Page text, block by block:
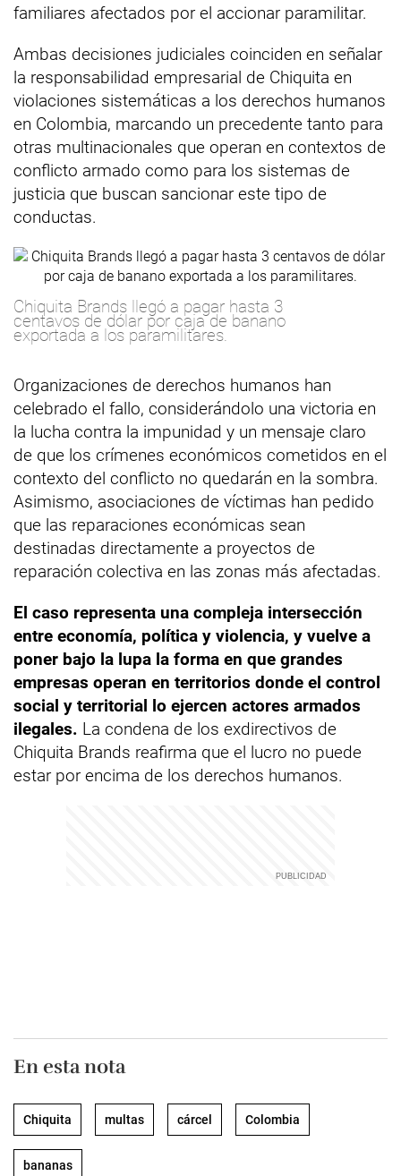
familiares afectados por el accionar paramilitar.
Ambas decisiones judiciales coinciden en señalar
la responsabilidad empresarial de Chiquita en
violaciones sistemáticas a los derechos humanos
en Colombia, marcando un precedente tanto para
otras multinacionales que operan en contextos de
conflicto armado como para los sistemas de
justicia que buscan sancionar este tipo de
conductas.
Chiquita Brands llegó a pagar hasta 3
centavos de dólar por caja de banano
exportada a los paramilitares.
Organizaciones de derechos humanos han
celebrado el fallo, considerándolo una victoria en
la lucha contra la impunidad y un mensaje claro
de que los crímenes económicos cometidos en el
contexto del conflicto no quedarán en la sombra.
Asimismo, asociaciones de víctimas han pedido
que las reparaciones económicas sean
destinadas directamente a proyectos de
reparación colectiva en las zonas más afectadas.
El caso representa una compleja intersección
entre economía, política y violencia, y vuelve a
poner bajo la lupa la forma en que grandes
empresas operan en territorios donde el control
social y territorial lo ejercen actores armados
ilegales. La condena de los exdirectivos de
Chiquita Brands reafirma que el lucro no puede
estar por encima de los derechos humanos.
En esta nota
Chiquita multas cárcel Colombia
bananas